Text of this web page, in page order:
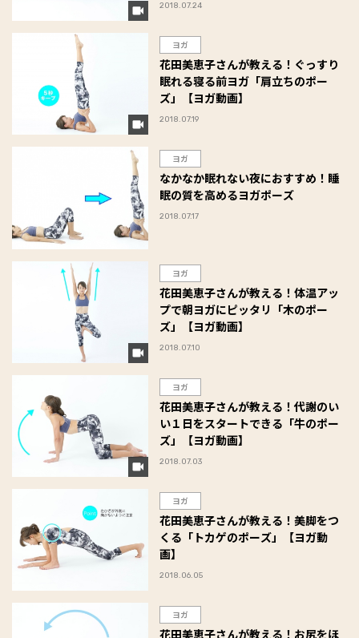
2018.07.24
ヨガ
花田美恵子さんが教える！ぐっすり
眠れる寝る前ヨガ「肩立ちのポー
ズ」【ヨガ動画】
2018.07.19
ヨガ
なかなか眠れない夜におすすめ！睡
眠の質を高めるヨガポーズ
2018.07.17
ヨガ
花田美恵子さんが教える！体温アッ
プで朝ヨガにピッタリ「木のポー
ズ」【ヨガ動画】
2018.07.10
ヨガ
花田美恵子さんが教える！代謝のい
い１日をスタートできる「牛のポー
ズ」【ヨガ動画】
2018.07.03
ヨガ
花田美恵子さんが教える！美脚をつ
くる「トカゲのポーズ」【ヨガ動
画】
2018.06.05
ヨガ
花田美恵子さんが教える！お尻をほ